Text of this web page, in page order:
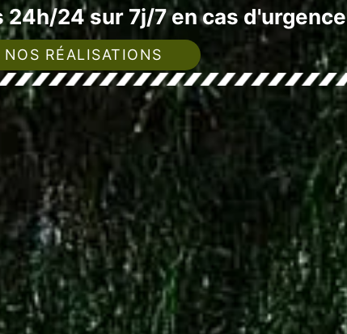
24 sur 7j/7 en cas d'urgence
NOS RÉALISATIONS